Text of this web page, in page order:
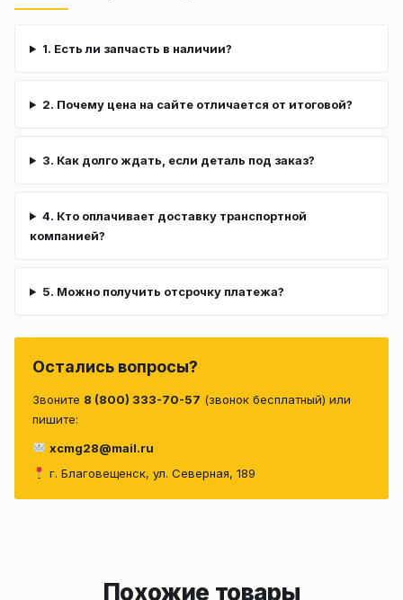
1. Есть ли запчасть в наличии?
2. Почему цена на сайте отличается от итоговой?
3. Как долго ждать, если деталь под заказ?
4. Кто оплачивает доставку транспортной
компанией?
5. Можно получить отсрочку платежа?
Остались вопросы?
Звоните 8 (800) 333-70-57 (звонок бесплатный) или
пишите:
xcmg28@mail.ru
г. Благовещенск, ул. Северная, 189
Похожие товары